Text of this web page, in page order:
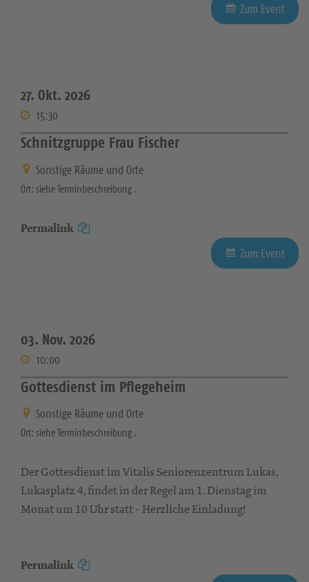
Zum Event
27. Okt. 2026
15:30
Schnitzgruppe Frau Fischer
Sonstige Räume und Orte
Ort: siehe Terminbeschreibung .
Permalink
Zum Event
03. Nov. 2026
10:00
Gottesdienst im Pflegeheim
Sonstige Räume und Orte
Ort: siehe Terminbeschreibung .
Der Gottesdienst im Vitalis Seniorenzentrum Lukas,
Lukasplatz 4, findet in der Regel am 1. Dienstag im
Monat um 10 Uhr statt - Herzliche Einladung!
Permalink